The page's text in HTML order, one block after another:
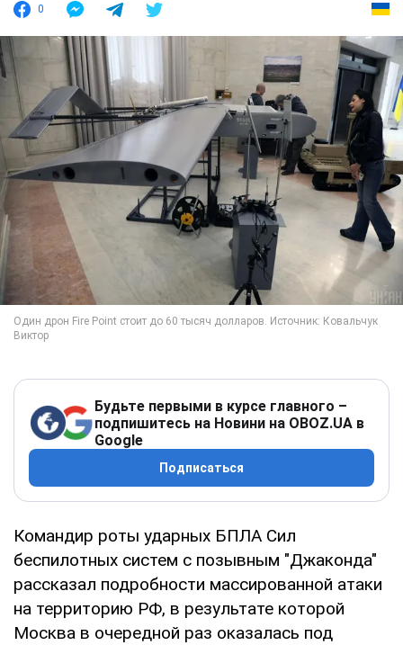
0
Будьте первыми в курсе главного –
подпишитесь на Новини на OBOZ.UA в
Google
Подписаться
Командир роты ударных БПЛА Сил
беспилотных систем с позывным "Джаконда"
рассказал подробности массированной атаки
на территорию РФ, в результате которой
Москва в очередной раз оказалась под